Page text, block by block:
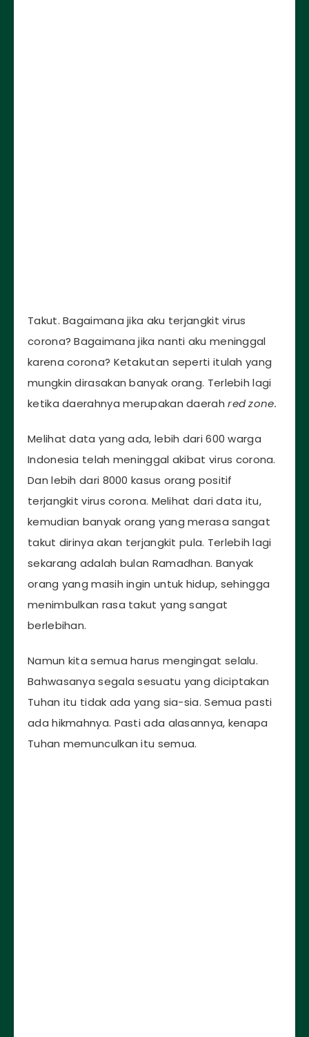
Takut. Bagaimana jika aku terjangkit virus
corona? Bagaimana jika nanti aku meninggal
karena corona? Ketakutan seperti itulah yang
mungkin dirasakan banyak orang. Terlebih lagi
ketika daerahnya merupakan daerahred zone.
Melihat data yang ada, lebih dari 600 warga
Indonesia telah meninggal akibat virus corona.
Dan lebih dari 8000 kasus orang positif
terjangkit virus corona. Melihat dari data itu,
kemudian banyak orang yang merasa sangat
takut dirinya akan terjangkit pula. Terlebih lagi
sekarang adalah bulan Ramadhan. Banyak
orang yang masih ingin untuk hidup, sehingga
menimbulkan rasa takut yang sangat
berlebihan.
Namun kita semua harus mengingat selalu.
Bahwasanya segala sesuatu yang diciptakan
Tuhan itu tidak ada yang sia-sia. Semua pasti
ada hikmahnya. Pasti ada alasannya, kenapa
Tuhan memunculkan itu semua.